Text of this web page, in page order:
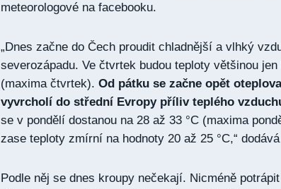
meteorologové na facebooku.
„Dnes začne do Čech proudit chladnější a vlhký
severozápadu. Ve čtvrtek budou teploty většinou jen
(maxima čtvrtek). Od pátku se začne opět
vyvrcholí do střední Evropy příliv teplého
se v pondělí dostanou na 28 až 33 °C (maxima
zase teploty zmírní na hodnoty 20 až 25 °C,“
Podle něj se dnes kroupy nečekají. Nicméně